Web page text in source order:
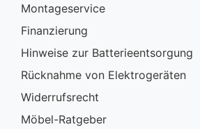
Montageservice
Finanzierung
Hinweise zur Batterieentsorgung
Rücknahme von Elektrogeräten
Widerrufsrecht
Möbel-Ratgeber